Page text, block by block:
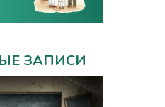
ЗАПИСИ